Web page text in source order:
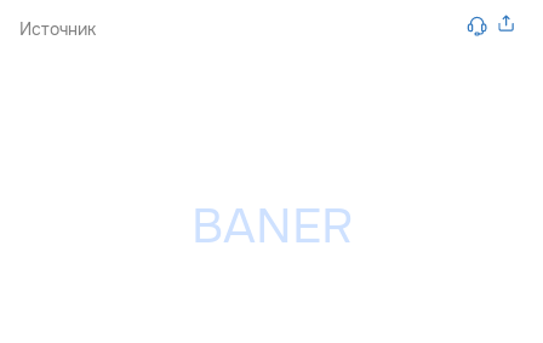
Источник